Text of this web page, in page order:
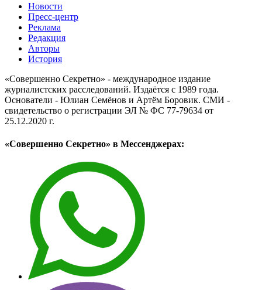
Новости
Пресс-центр
Реклама
Редакция
Авторы
История
«Совершенно Секретно» - международное издание
журналистских расследований. Издаётся с 1989 года.
Основатели - Юлиан Семёнов и Артём Боровик. CМИ -
свидетельство о регистрации ЭЛ № ФС 77-79634 от
25.12.2020 г.
«Совершенно Секретно» в Мессенджерах: